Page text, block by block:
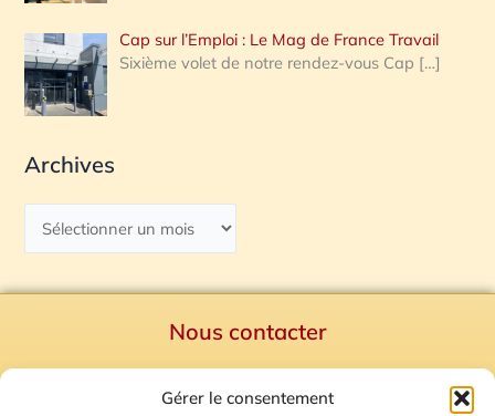
Gérer le consentement
Cap sur l’Emploi : Le Mag de France Travail
Sixième volet de notre rendez-vous Cap […]
Archives
Nous contacter